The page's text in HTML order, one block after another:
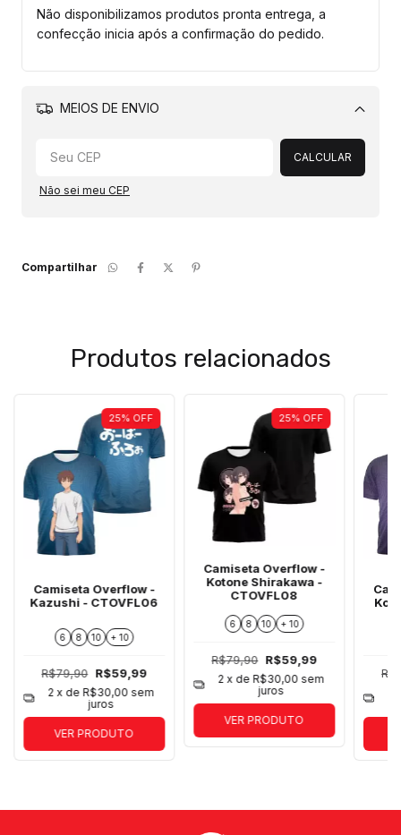
Não disponibilizamos produtos pronta entrega, a
confecção inicia após a confirmação do pedido.
MEIOS DE ENVIO
Alterar CEP
CALCULAR
Não sei meu CEP
Compartilhar
Produtos relacionados
25% OFF
Camiseta Overflow -
Kazushi - CTOVFL06
6 8 10 + 10
R$79,90 R$59,99
2 x de R$30,00 sem
juros
VER PRODUTO
25% OFF
Camiseta Overflow -
Kotone Shirakawa -
CTOVFL08
6 8 10 + 10
R$79,90 R$59,99
2 x de R$30,00 sem
juros
VER PRODUTO